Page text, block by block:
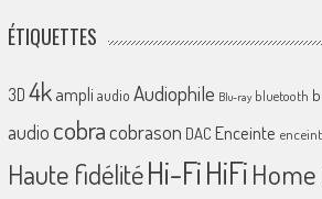
ÉTIQUETTES
3D 4k ampliaudio Audiophile Blu-ray bluetooth
audio cobracobrason DAC Enceinte
Haute fidélitéHi-FiHiFi